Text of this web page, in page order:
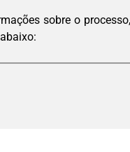
sobre o